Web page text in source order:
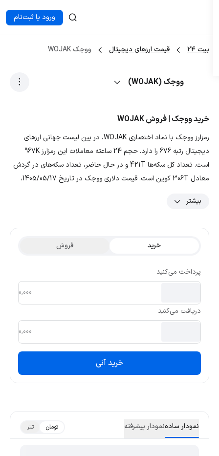
ورود یا ثبت‌نام
بیت ۲۴ قیمت ارزهای دیجیتال ووجک WOJAK
ووجک (WOJAK)
خرید ووجک | فروش WOJAK
رمزارز ووجک با نماد اختصاری WOJAK، در بین لیست جهانی ارزهای
دیجیتال رتبه 676 را دارد. حجم 24 ساعته معاملات این رمزارز 967K
است. تعداد کل سکه‌ها 421T و در حال حاضر، تعداد سکه‌های در گردش
معادل 306T کوین است. قیمت دلاری ووجک در تاریخ 1405/05/17،
تومان است. با توجه به نمودار و داده‌های رمزارز ووجک، بیشترین قیمت
بیشتر
نمودار سادهنمودار پیشرفته تومان تتر
خرید فروش
پرداخت می‌کنید
دریافت می‌کنید
خرید آنی